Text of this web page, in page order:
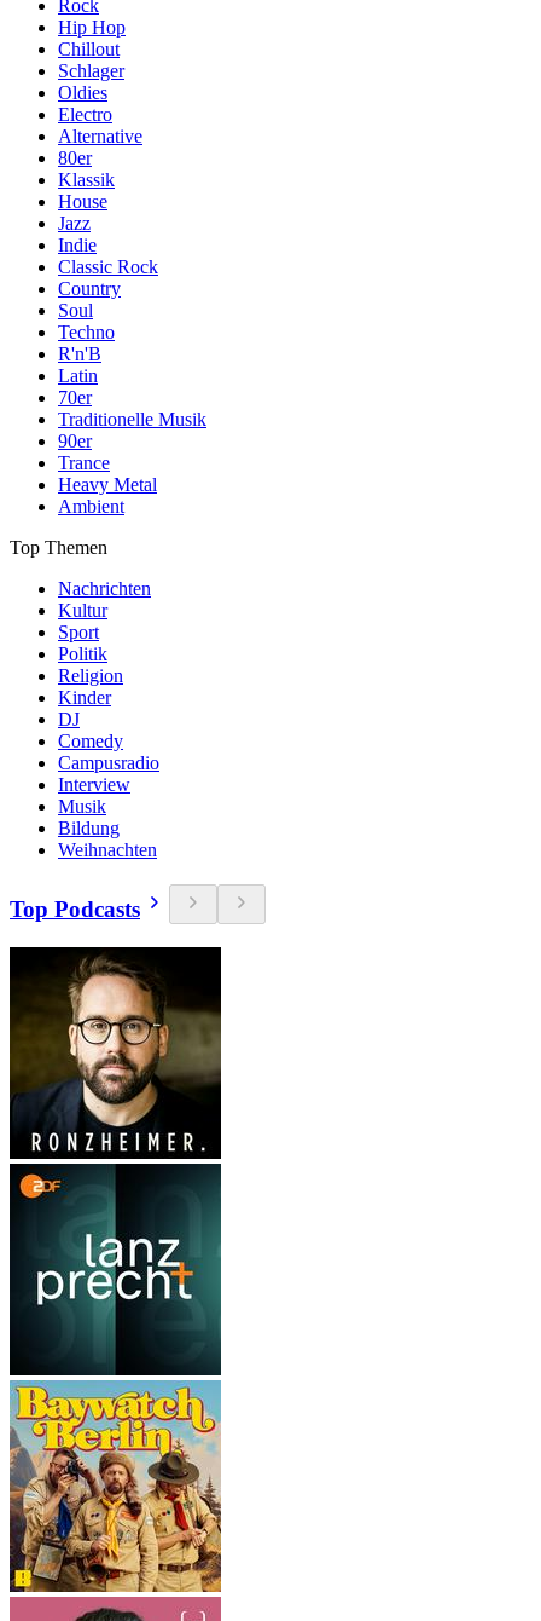
Rock
Hip Hop
Chillout
Schlager
Oldies
Electro
Alternative
80er
Klassik
House
Jazz
Indie
Classic Rock
Country
Soul
Techno
R'n'B
Latin
70er
Traditionelle Musik
90er
Trance
Heavy Metal
Ambient
Top Themen
Nachrichten
Kultur
Sport
Politik
Religion
Kinder
DJ
Comedy
Campusradio
Interview
Musik
Bildung
Weihnachten
Top Podcasts